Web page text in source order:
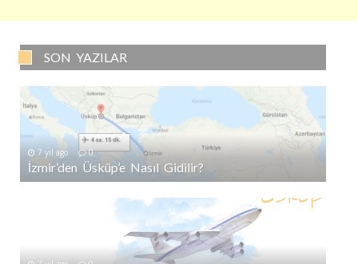
SON YAZILAR
7 yıl ago 0
İzmir’den Üsküp’e Nasıl Gidilir?